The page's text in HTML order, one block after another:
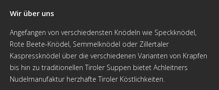
Wir über uns
Angefangen von verschiedensten Knödeln wie Speckknödel,
Rote Beete-Knödel, Semmelknödel oder Zillertaler
Kaspressknödel über die verschiedenen Varianten von Krapfen
bis hin zu traditionellen Tiroler Suppen bietet Achleitners
Nudelmanufaktur herzhafte Tiroler Köstlichkeiten.